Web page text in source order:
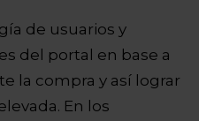
de usuarios y
del portal en base a
la compra y así lograr
En los